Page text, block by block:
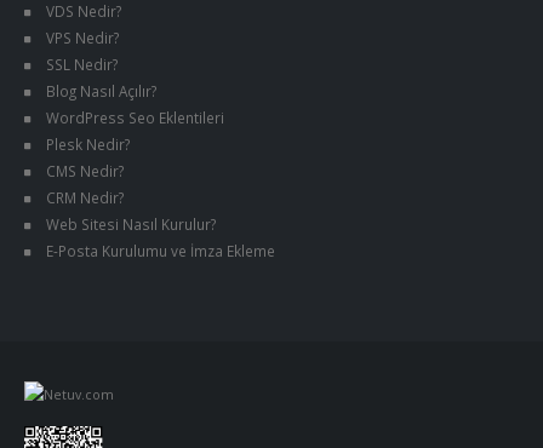
VDS Nedir?
VPS Nedir?
SSL Nedir?
Blog Nasıl Açılır?
WordPress Seo Eklentileri
Plesk Nedir?
CMS Nedir?
CRM Nedir?
Web Sitesi Nasıl Kurulur?
E-Posta Kurulumu ve İmza Ekleme